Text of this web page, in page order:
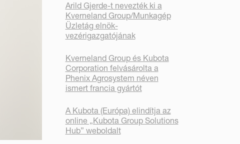
Arild Gjerde-t nevezték ki a
Kverneland Group/Munkagép
Üzletág elnök-
vezérigazgatójának
Kverneland Group és Kubota
Corporation felvásárolta a
Phenix Agrosystem néven
ismert francia gyártót
A Kubota (Európa) elindítja az
online „Kubota Group Solutions
Hub” weboldalt